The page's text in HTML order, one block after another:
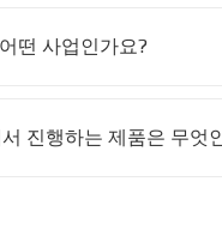
떤 사업인가요?
진행하는 제품은 무엇